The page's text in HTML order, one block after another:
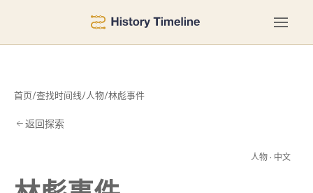
首页/查找时间线/人物/林彪事件
返回探索
人物 · 中文